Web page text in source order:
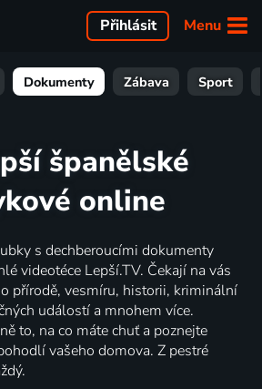
Menu
Přihlásit
Dokumenty Zábava Sport
španělské
online
s dechberoucími dokumenty
videotéce Lepší.TV. Čekají na vás
přírodě, vesmíru, historii, kriminální
událostí a mnohem více.
to, na co máte chuť a poznejte
vašeho domova. Z pestré